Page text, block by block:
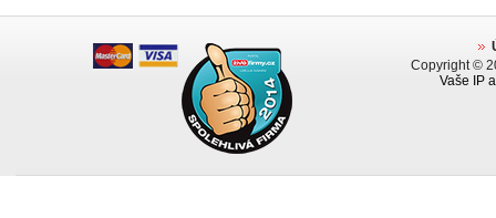
Copyright ©
Vaše IP